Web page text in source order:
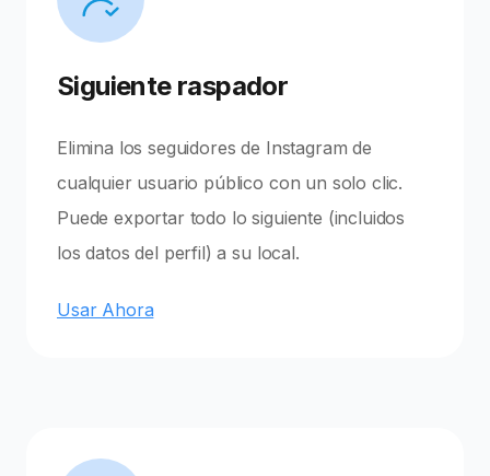
Siguiente raspador
Elimina los seguidores de Instagram de
cualquier usuario público con un solo clic.
Puede exportar todo lo siguiente (incluidos
los datos del perfil) a su local.
Usar Ahora